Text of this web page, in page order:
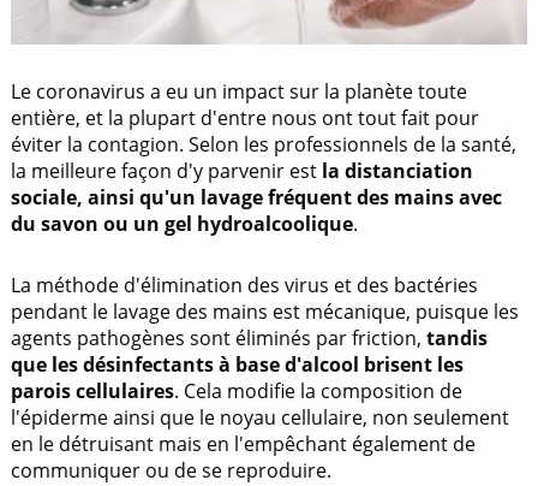
Le coronavirus a eu un impact sur la planète toute
entière, et la plupart d'entre nous ont tout fait pour
éviter la contagion. Selon les professionnels de la santé,
la meilleure façon d'y parvenir est la distanciation
sociale, ainsi qu'un lavage fréquent des mains avec
du savon ou un gel hydroalcoolique.
La méthode d'élimination des virus et des bactéries
pendant le lavage des mains est mécanique, puisque les
agents pathogènes sont éliminés par friction, tandis
que les désinfectants à base d'alcool brisent les
parois cellulaires. Cela modifie la composition de
l'épiderme ainsi que le noyau cellulaire, non seulement
en le détruisant mais en l'empêchant également de
communiquer ou de se reproduire.